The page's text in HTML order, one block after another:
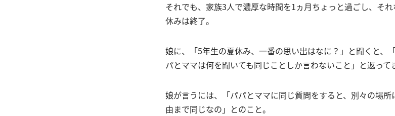
それでも、家族3人で濃厚な時間を1ヵ月ちょっと過ごし、そ
休みは終了。
娘に、「5年生の夏休み、一番の思い出はなに？」と聞くと、
パとママは何を聞いても同じことしか言わないこと」と返って
娘が言うには、「パパとママに同じ質問をすると、別々の場
由まで同じなの」とのこと。